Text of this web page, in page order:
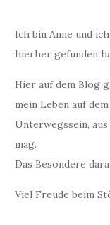
Ich bin Anne und
hierher gefunden
Hier auf dem Blog
mein Leben auf
Unterwegssein,
mag.
Das Besondere
Viel Freude beim